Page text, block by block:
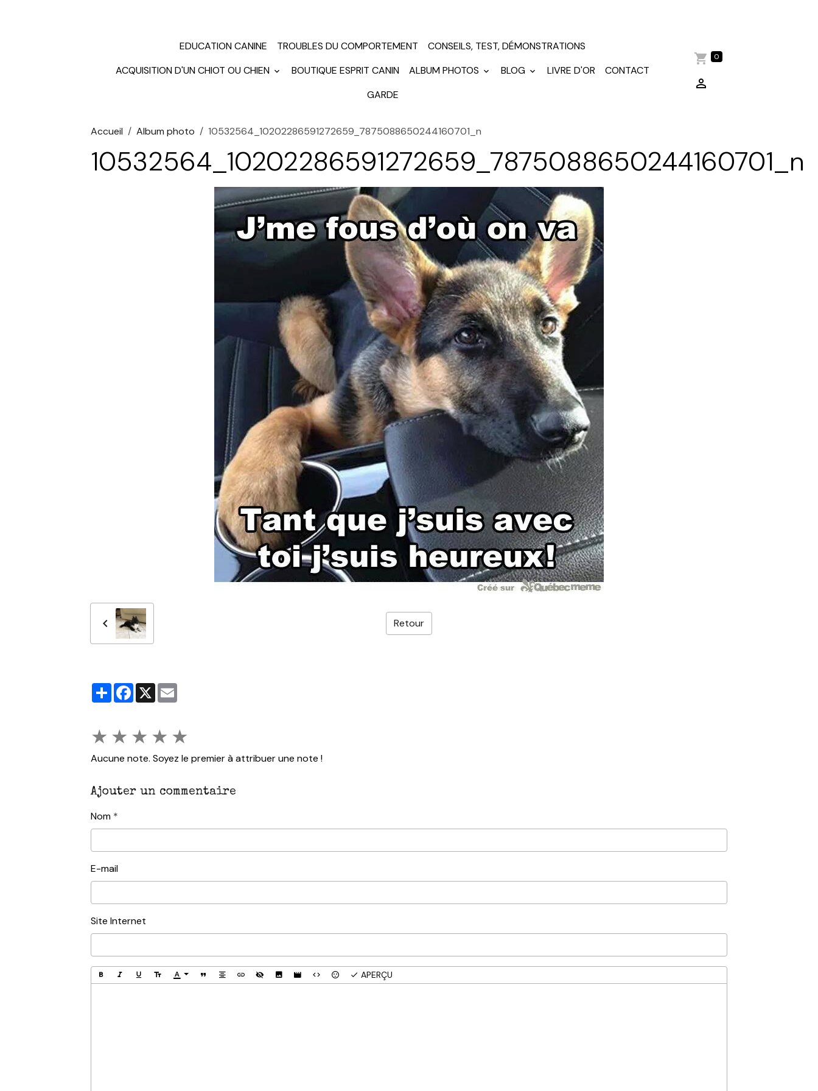
EDUCATION CANINE TROUBLES DU COMPORTEMENT
CONSEILS, TEST, DÉMONSTRATIONS
ACQUISITION D'UN CHIOT OU CHIEN
BOUTIQUE ESPRIT CANIN ALBUM PHOTOS BLOG LIVRE D'OR
CONTACT
GARDE
0
Accueil Album photo 10532564_10202286591272659_7875088650244160701_n
10532564_10202286591272659_7875088650244160701_n
Retour
PartagerFacebook
X
★ ★ ★ ★ ★
Aucune note. Soyez le premier à attribuer une note !
Ajouter un commentaire
Nom
E-mail
Site Internet
APERÇU